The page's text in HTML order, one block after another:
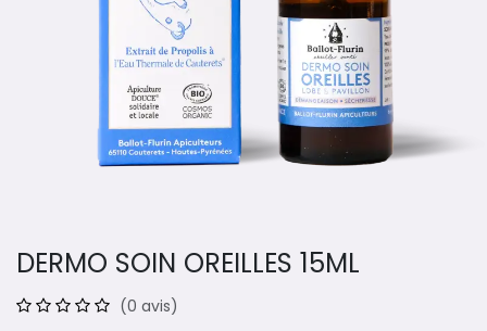
DERMO SOIN OREILLES 15ML
(0 avis)